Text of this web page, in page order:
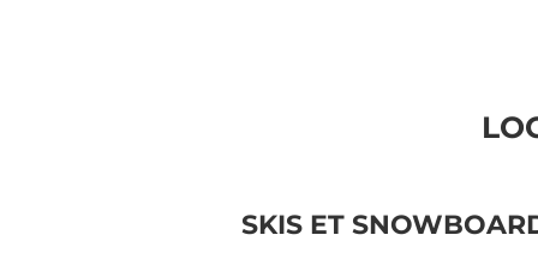
SKIS ET